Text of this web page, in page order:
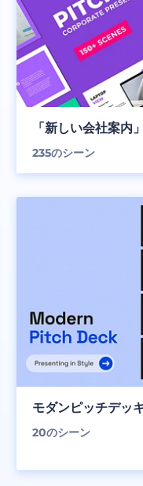
「新しい会社案内
235のシーン
モダンピッチデッ
20のシーン